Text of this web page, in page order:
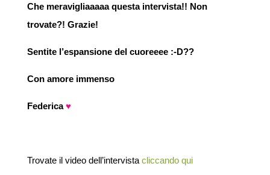
Che meravigliaaaaa questa intervista!! Non
trovate?! Grazie!
Sentite l’espansione del cuoreeee :-D??
Con amore immenso
Federica♥
Trovate il video dell’intervista cliccando qui